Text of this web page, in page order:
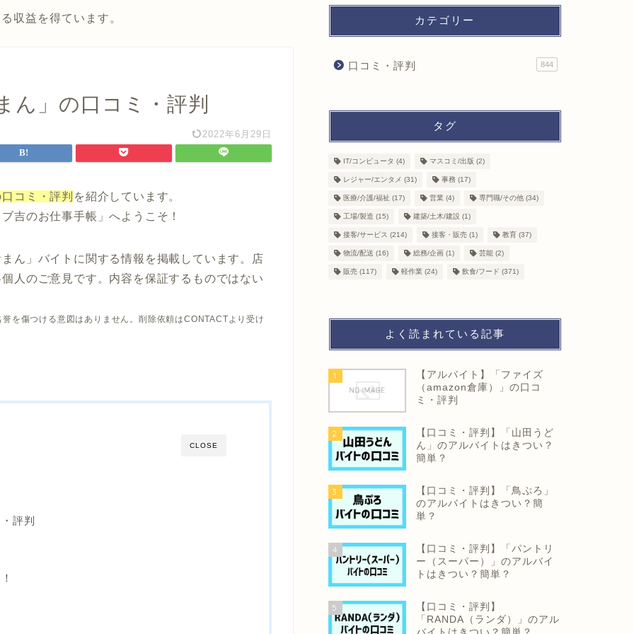
収益を得ています。
ん」の口コミ・評判
2022年6月29日
コミ・評判 を紹介しています。
吉のお仕事手帳」へようこそ！
ん」バイトに関する情報を掲載しています。店
人のご意見です。内容を保証するものではない
を傷つける意図はありません。削除依頼はCONTACTより受け
CLOSE
評判
カテゴリー
口コミ・評判 844
タグ
IT/コンピュータ (4) マスコミ/出版 (2)
レジャー/エンタメ (31) 事務(17)
医療/介護/福祉 (17) 営業 (4) 専門職/その他(34)
工場/製造 (15) 建築/土木/建設 (1)
接客/サービス (214) 接客・販売(1) 教育(37)
物流/配送 (16) 総務/企画(1) 芸能(2)
販売(117) 軽作業 (24) 飲食/フード (371)
よく読まれている記事
1
【アルバイト】「ファイズ
（amazon倉庫）」の口コ
ミ・評判
2
【口コミ・評判】「山田うど
ん」のアルバイトはきつい？
簡単？
3
【口コミ・評判】「鳥ぷろ」
のアルバイトはきつい？簡
単？
4
【口コミ・評判】「パントリ
ー（スーパー）」のアルバイ
トはきつい？簡単？
5
【口コミ・評判】
「RANDA（ランダ）」のアル